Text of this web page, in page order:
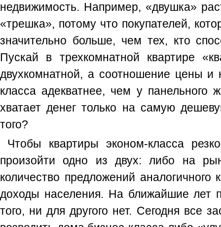
недвижимость. Например, «двушка»
«трешка», потому что покупателей,
значительно больше, чем тех, кто
Пускай в трехкомнатной квартире
двухкомнатной, а соотношение цены и
класса адекватнее, чем у панельного
хватает денег только на самую
того?
Чтобы квартиры эконом-класса
произойти одно из двух: либо на
количество предложений аналогичного
доходы населения. На ближайшие лет
того, ни для другого нет. Сегодня все